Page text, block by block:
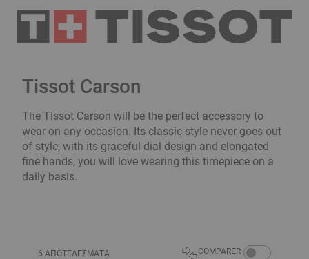
Tissot Carson
The Tissot Carson will be the perfect accessory to
wear on any occasion. Its classic style never goes out
of style; with its graceful dial design and elongated
fine hands, you will love wearing this timepiece on a
daily basis.
6 ΑΠΟΤΕΛΈΣΜΑΤΑ COMPARER COMPARE